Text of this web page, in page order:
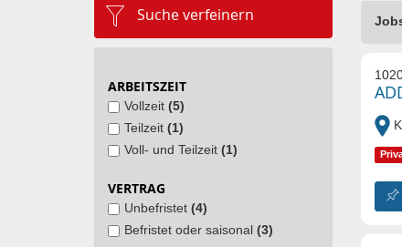
Suche verfeinern
ARBEITSZEIT
Vollzeit (5)
Teilzeit (1)
Voll- und Teilzeit (1)
VERTRAG
Unbefristet (4)
Befristet oder saisonal (3)